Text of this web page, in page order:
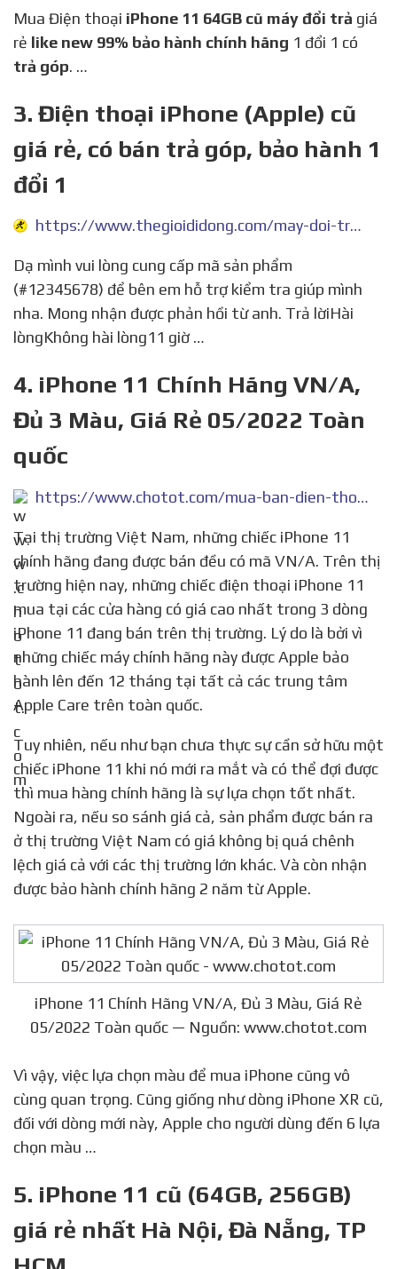
Mua Điện thoại iPhone 11 64GB cũ máy đổi trả giá
rẻ like new 99% bảo hành chính hãng 1 đổi 1 có
trả góp. …
3. Điện thoại iPhone (Apple) cũ
giá rẻ, có bán trả góp, bảo hành 1
đổi 1
https://www.thegioididong.com/may-doi-tra/dien-thoai-apple-iphone?o=gia-cao-den-thap
Dạ mình vui lòng cung cấp mã sản phẩm
(#12345678) để bên em hỗ trợ kiểm tra giúp mình
nha. Mong nhận được phản hồi từ anh. Trả lờiHài
lòngKhông hài lòng11 giờ …
4. iPhone 11 Chính Hãng VN/A,
Đủ 3 Màu, Giá Rẻ 05/2022 Toàn
quốc
https://www.chotot.com/mua-ban-dien-thoai-apple-iphone-11-sdmd1ml1955
Tại thị trường Việt Nam, những chiếc iPhone 11
chính hãng đang được bán đều có mã VN/A. Trên thị
trường hiện nay, những chiếc điện thoại iPhone 11
mua tại các cửa hàng có giá cao nhất trong 3 dòng
iPhone 11 đang bán trên thị trường. Lý do là bởi vì
những chiếc máy chính hãng này được Apple bảo
hành lên đến 12 tháng tại tất cả các trung tâm
Apple Care trên toàn quốc.
Tuy nhiên, nếu như bạn chưa thực sự cần sở hữu một
chiếc iPhone 11 khi nó mới ra mắt và có thể đợi được
thì mua hàng chính hãng là sự lựa chọn tốt nhất.
Ngoài ra, nếu so sánh giá cả, sản phẩm được bán ra
ở thị trường Việt Nam có giá không bị quá chênh
lệch giá cả với các thị trường lớn khác. Và còn nhận
được bảo hành chính hãng 2 năm từ Apple.
iPhone 11 Chính Hãng VN/A, Đủ 3 Màu, Giá Rẻ
05/2022 Toàn quốc — Nguồn: www.chotot.com
Vì vậy, việc lựa chọn màu để mua iPhone cũng vô
cùng quan trọng. Cũng giống như dòng iPhone XR cũ,
đối với dòng mới này, Apple cho người dùng đến 6 lựa
chọn màu …
5. iPhone 11 cũ (64GB, 256GB)
giá rẻ nhất Hà Nội, Đà Nẵng, TP